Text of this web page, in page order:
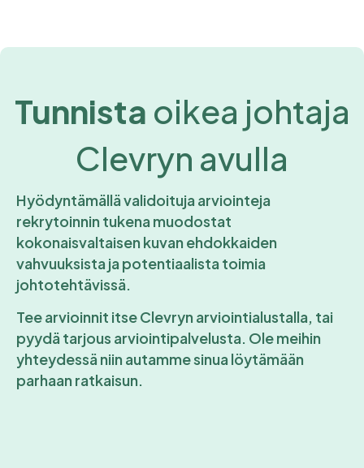
Tunnista oikea johtaja
Clevryn avulla
Hyödyntämällä validoituja arviointeja
rekrytoinnin tukena muodostat
kokonaisvaltaisen kuvan ehdokkaiden
vahvuuksista ja potentiaalista toimia
johtotehtävissä.
Tee arvioinnit itse Clevryn arviointialustalla, tai
pyydä tarjous arviointipalvelusta. Ole meihin
yhteydessä niin autamme sinua löytämään
parhaan ratkaisun.